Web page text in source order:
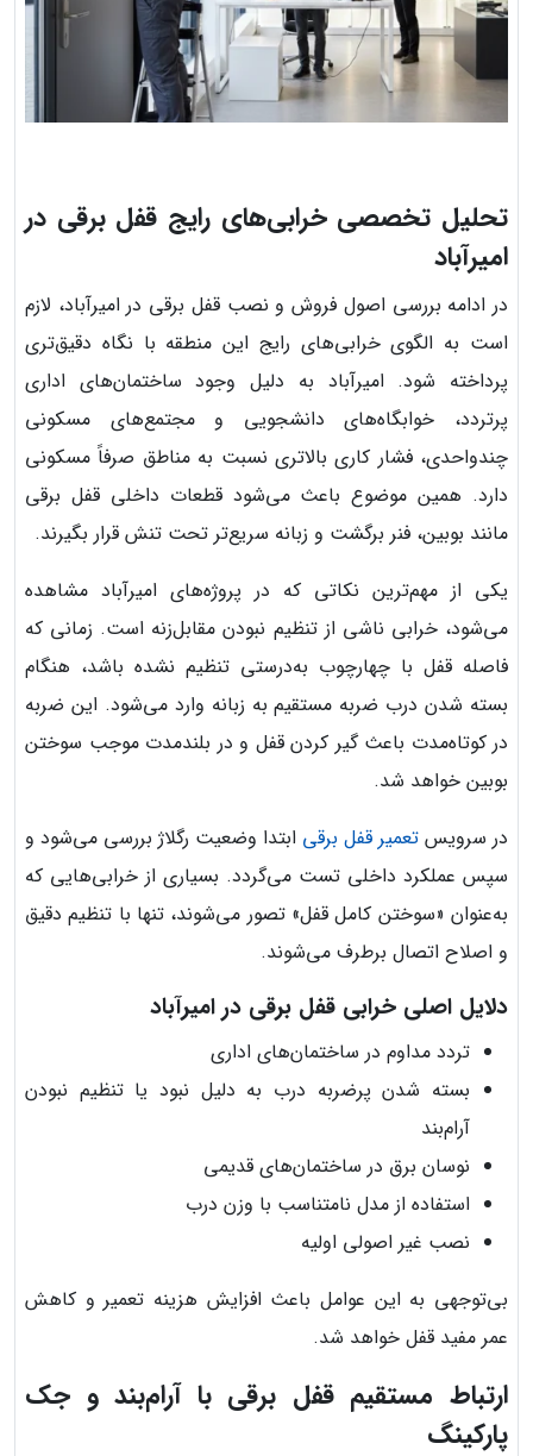
تحلیل تخصصی خرابی‌های رایج قفل برقی در
امیرآباد
در ادامه بررسی اصول فروش و نصب قفل برقی در امیرآباد، لازم
است به الگوی خرابی‌های رایج این منطقه با نگاه دقیق‌تری
پرداخته شود. امیرآباد به دلیل وجود ساختمان‌های اداری
پرتردد، خوابگاه‌های دانشجویی و مجتمع‌های مسکونی
چندواحدی، فشار کاری بالاتری نسبت به مناطق صرفاً مسکونی
دارد. همین موضوع باعث می‌شود قطعات داخلی قفل برقی
مانند بوبین، فنر برگشت و زبانه سریع‌تر تحت تنش قرار بگیرند.
یکی از مهم‌ترین نکاتی که در پروژه‌های امیرآباد مشاهده
می‌شود، خرابی ناشی از تنظیم نبودن مقابل‌زنه است. زمانی که
فاصله قفل با چهارچوب به‌درستی تنظیم نشده باشد، هنگام
بسته شدن درب ضربه مستقیم به زبانه وارد می‌شود. این ضربه
در کوتاه‌مدت باعث گیر کردن قفل و در بلندمدت موجب سوختن
بوبین خواهد شد.
در سرویس تعمیر قفل برقی ابتدا وضعیت رگلاژ بررسی می‌شود و
سپس عملکرد داخلی تست می‌گردد. بسیاری از خرابی‌هایی که
به‌عنوان «سوختن کامل قفل» تصور می‌شوند، تنها با تنظیم دقیق
و اصلاح اتصال برطرف می‌شوند.
دلایل اصلی خرابی قفل برقی در امیرآباد
تردد مداوم در ساختمان‌های اداری
بسته شدن پرضربه درب به دلیل نبود یا تنظیم نبودن
آرام‌بند
نوسان برق در ساختمان‌های قدیمی
استفاده از مدل نامتناسب با وزن درب
نصب غیر اصولی اولیه
بی‌توجهی به این عوامل باعث افزایش هزینه تعمیر و کاهش
عمر مفید قفل خواهد شد.
ارتباط مستقیم قفل برقی با آرام‌بند و جک
پارکینگ